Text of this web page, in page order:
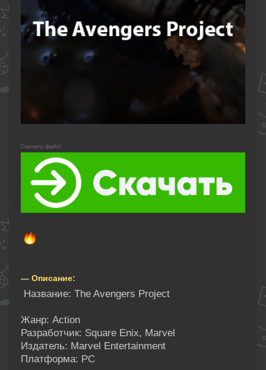
Скачать файл:
— Описание:
Название: The Avengers Project
Жанр: Action
Разработчик: Square Enix, Marvel
Издатель: Marvel Entertainment
Платформа: PC